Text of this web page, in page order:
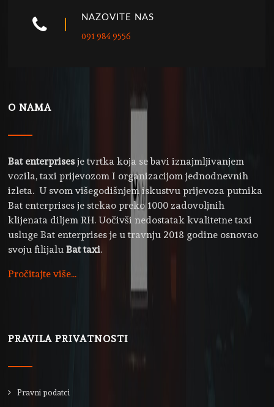
NAZOVITE NAS
091 984 9556
O NAMA
Bat enterprises je tvrtka koja se bavi iznajmljivanjem
vozila, taxi prijevozom I organizacijom jednodnevnih
izleta. U svom višegodišnjem iskustvu prijevoza putnika
Bat enterprises je stekao preko 1000 zadovoljnih
klijenata diljem RH. Uočivši nedostatak kvalitetne taxi
usluge Bat enterprises je u travnju 2018 godine osnovao
svoju filijaluBat taxi.
Pročitajte više...
PRAVILA PRIVATNOSTI
Pravni podatci